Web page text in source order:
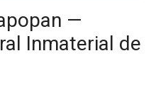
—
Inmaterial de